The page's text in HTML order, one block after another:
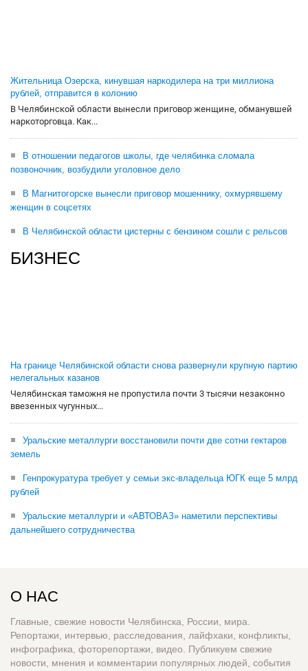
Жительница Озерска, кинувшая наркодилера на три миллиона
рублей, отправится в колонию
В Челябинской области вынесли приговор женщине, обманувшей
наркоторговца. Как...
В отношении педагогов школы, где челябинка сломала
позвоночник, возбудили уголовное дело
В Магнитогорске вынесли приговор мошеннику, охмурявшему
женщин в соцсетях
В Челябинской области цистерны с бензином сошли с рельсов
БИЗНЕС
На границе Челябинской области снова развернули крупную партию
нелегальных казанов
Челябинская таможня не пропустила почти 3 тысячи незаконно
ввезенных чугунных...
Уральские металлурги восстановили почти две сотни гектаров
земель
Генпрокуратура требует у семьи экс-владельца ЮГК еще 5 млрд
рублей
Уральские металлурги и «АВТОВАЗ» наметили перспективы
дальнейшего сотрудничества
О НАС
Главные, свежие новости Челябинска, России, мира.
Репортажи, интервью, расследования, лайфхаки, конфликты,
инфографика, фоторепортажи, видео. Публикуем свежие
новости, мнения и комментарии популярных людей, события